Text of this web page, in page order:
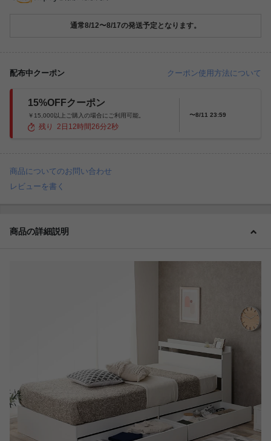
通常8/12〜8/17の発送予定となります。
配布中クーポン クーポン使用方法について
15%OFFクーポン
￥15,000以上ご購入の場合にご利用可能。
残り 2 日 12 時間 26分0秒
〜8/11 23:59
商品についてのお問い合わせ
レビューを書く
商品の詳細説明